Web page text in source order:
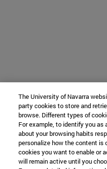
The University of Navarra
party cookies to store and
browse. Different types of
For example, to identify you as
about your browsing habits
personalize how the content is
cookies you want to enable or
will remain active until you